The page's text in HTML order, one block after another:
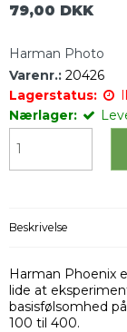
79,00 DKK
Harman Photo
Varenr.: 20426
Lagerstatus:
Nærlager:
Beskrivelse
Harman Phoenix
lide at
basisfølsomhed
100 til 400.